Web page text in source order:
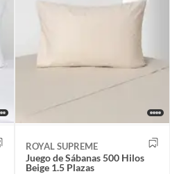
ROYAL SUPREME
Juego de Sábanas 500 Hilos
Beige 1.5 Plazas